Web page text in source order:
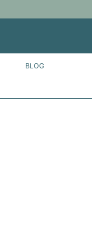
BLOG